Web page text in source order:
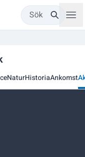
Sök
NaturHistoriaAnkomst